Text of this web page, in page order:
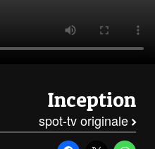
Inception
spot-tv originale